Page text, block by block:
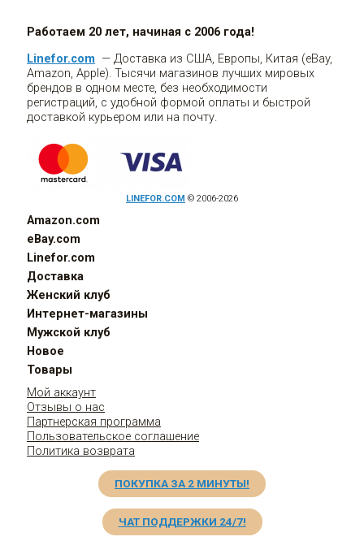
Работаем 20 лет, начиная с 2006 года!
Linefor.com — Доставка из США, Европы, Китая (eBay,
Amazon, Apple). Тысячи магазинов лучших мировых
брендов в одном месте, без необходимости
регистраций, с удобной формой оплаты и быстрой
доставкой курьером или на почту.
LINEFOR.COM © 2006-2026
Amazon.com
eBay.com
Linefor.com
Доставка
Женский клуб
Интернет-магазины
Мужской клуб
Новое
Товары
Мой аккаунт
Отзывы о нас
Партнерская программа
Пользовательское соглашение
Политика возврата
ПОКУПКА ЗА 2 МИНУТЫ!
ЧАТ ПОДДЕРЖКИ 24/7!